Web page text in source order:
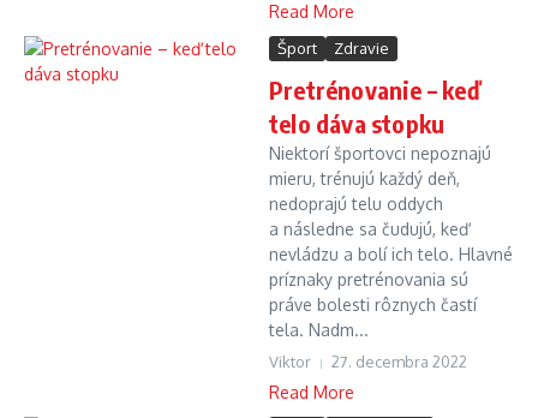
Read More
Šport Zdravie
Pretrénovanie – keď
telo dáva stopku
Niektorí športovci nepoznajú
mieru, trénujú každý deň,
nedoprajú telu oddych
a následne sa čudujú, keď
nevládzu a bolí ich telo. Hlavné
príznaky pretrénovania sú
práve bolesti rôznych častí
tela. Nadm...
Viktor 27. decembra 2022
Read More